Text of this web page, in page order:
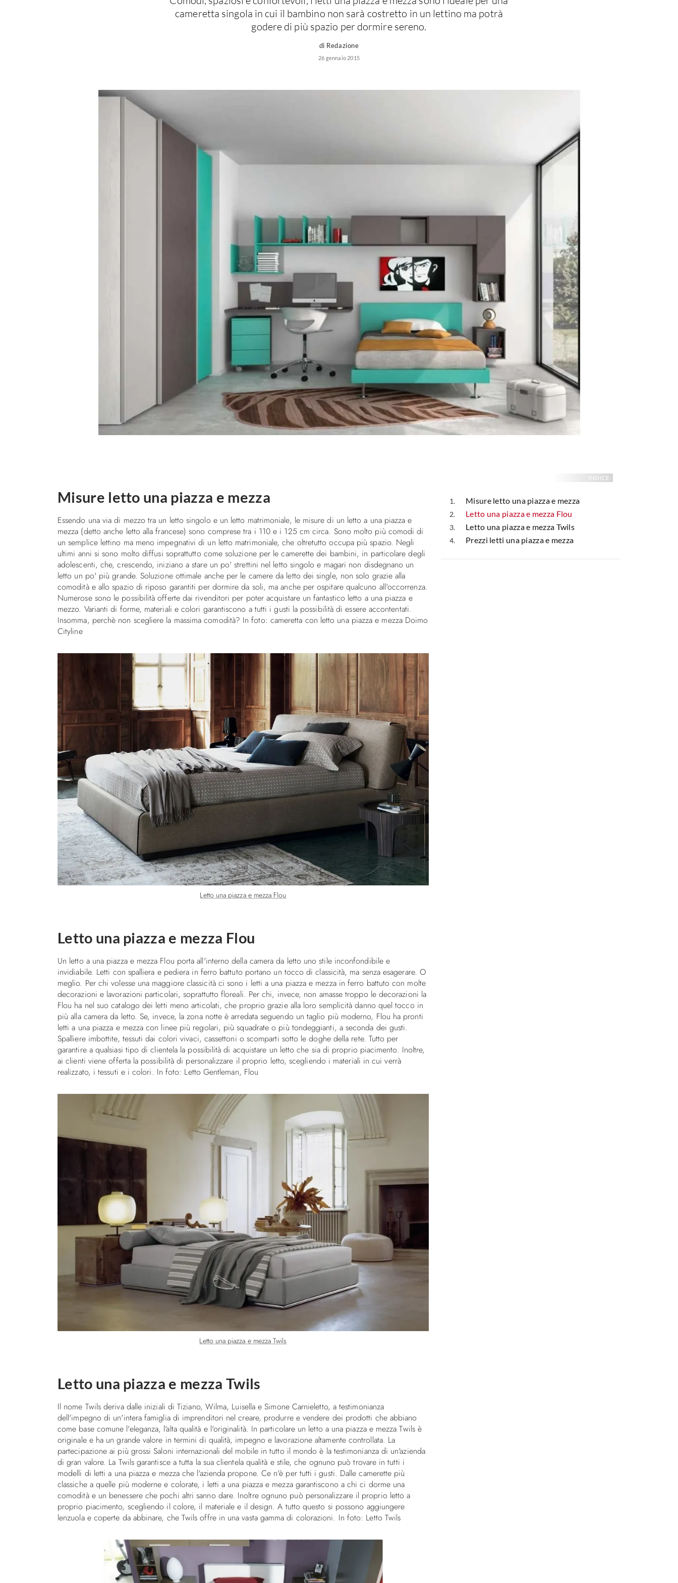
cameretta singola in cui il bambino non sarà costretto in un lettino ma potrà
godere di più spazio per dormire sereno.
di Redazione
26 gennaio 2015
Misure letto una piazza e mezza
Essendo una via di mezzo tra un letto singolo e un letto matrimoniale, le misure di un letto a una piazza e
mezza (detto anche letto alla francese) sono comprese tra i 110 e i 125 cm circa. Sono molto più comodi di
un semplice lettino ma meno impegnativi di un letto matrimoniale, che oltretutto occupa più spazio. Negli
ultimi anni si sono molto diffusi soprattutto come soluzione per le camerette dei bambini, in particolare degli
adolescenti, che, crescendo, iniziano a stare un po' strettini nel letto singolo e magari non disdegnano un
letto un po' più grande. Soluzione ottimale anche per le camere da letto dei single, non solo grazie alla
comodità e allo spazio di riposo garantiti per dormire da soli, ma anche per ospitare qualcuno all'occorrenza.
Numerose sono le possibilità offerte dai rivenditori per poter acquistare un fantastico letto a una piazza e
mezzo. Varianti di forme, materiali e colori garantiscono a tutti i gusti la possibilità di essere accontentati.
Insomma, perchè non scegliere la massima comodità? In foto: cameretta con letto una piazza e mezza Doimo
Cityline
Letto una piazza e mezza Flou
Letto una piazza e mezza Flou
Un letto a una piazza e mezza Flou porta all'interno della camera da letto uno stile inconfondibile e
invidiabile. Letti con spalliera e pediera in ferro battuto portano un tocco di classicità, ma senza esagerare. O
meglio. Per chi volesse una maggiore classicità ci sono i letti a una piazza e mezza in ferro battuto con molte
decorazioni e lavorazioni particolari, soprattutto floreali. Per chi, invece, non amasse troppo le decorazioni la
Flou ha nel suo catalogo dei letti meno articolati, che proprio grazie alla loro semplicità danno quel tocco in
più alla camera da letto. Se, invece, la zona notte è arredata seguendo un taglio più moderno, Flou ha pronti
letti a una piazza e mezza con linee più regolari, più squadrate o più tondeggianti, a seconda dei gusti.
Spalliere imbottite, tessuti dai colori vivaci, cassettoni o scomparti sotto le doghe della rete. Tutto per
garantire a qualsiasi tipo di clientela la possibilità di acquistare un letto che sia di proprio piacimento. Inoltre,
ai clienti viene offerta la possibilità di personalizzare il proprio letto, scegliendo i materiali in cui verrà
realizzato, i tessuti e i colori. In foto: Letto Gentleman, Flou
Letto una piazza e mezza Twils
Letto una piazza e mezza Twils
Il nome Twils deriva dalle iniziali di Tiziano, Wilma, Luisella e Simone Carnieletto, a testimonianza
dell'impegno di un'intera famiglia di imprenditori nel creare, produrre e vendere dei prodotti che abbiano
come base comune l'eleganza, l'alta qualità e l'originalità. In particolare un letto a una piazza e mezza Twils è
originale e ha un grande valore in termini di qualità, impegno e lavorazione altamente controllata. La
partecipazione ai più grossi Saloni internazionali del mobile in tutto il mondo è la testimonianza di un'azienda
di gran valore. La Twils garantisce a tutta la sua clientela qualità e stile, che ognuno può trovare in tutti i
modelli di letti a una piazza e mezza che l'azienda propone. Ce n'è per tutti i gusti. Dalle camerette più
classiche a quelle più moderne e colorate, i letti a una piazza e mezza garantiscono a chi ci dorme una
comodità e un benessere che pochi altri sanno dare. Inoltre ognuno può personalizzare il proprio letto a
proprio piacimento, scegliendo il colore, il materiale e il design. A tutto questo si possono aggiungere
lenzuola e coperte da abbinare, che Twils offre in una vasta gamma di colorazioni. In foto: Letto Twils
INDICE:
Misure letto una piazza e mezza
Letto una piazza e mezza Flou
Letto una piazza e mezza Twils
Prezzi letti una piazza e mezza